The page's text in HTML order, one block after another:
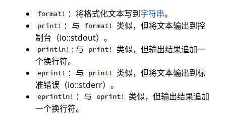
format! ：将格式化文本写到字符串。
print! ：与 format!
类似，但将文本输出到控
制台（io::stdout）。
println! : 与 print!
类似，但输出结果追加一
个换行符。
eprint! ：与 print!
类似，但将文本输出到标
准错误（io::stderr）。
eprintln! ：与 eprint!
类似，但输出结果追加
一个换行符。